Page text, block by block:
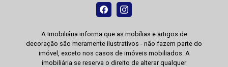
A Imobiliária informa que as mobílias e artigos de
decoração são meramente ilustrativos - não fazem parte do
imóvel, exceto nos casos de imóveis mobiliados. A
imobiliária se reserva o direito de alterar qualquer